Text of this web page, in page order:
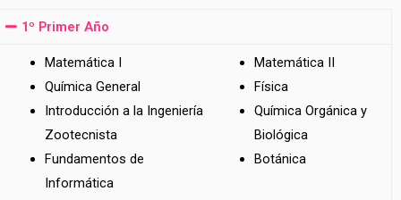
1º Primer Año
Matemática I
Química General
Introducción a la Ingeniería
Zootecnista
Fundamentos de
Informática
Matemática II
Física
Química Orgánica y
Biológica
Botánica